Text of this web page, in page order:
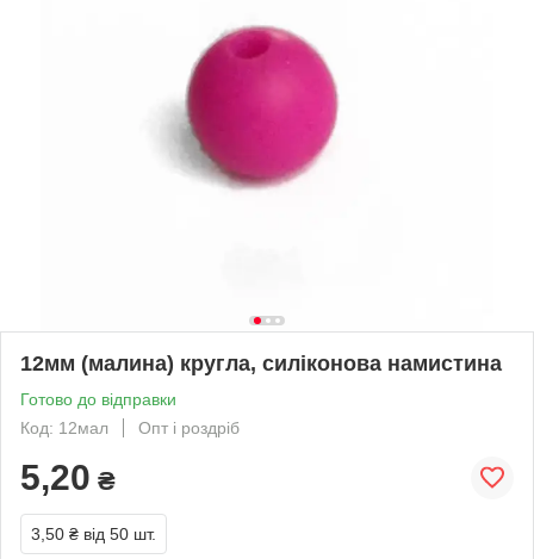
12мм (малина) кругла, силіконова намистина
Готово до відправки
Код: 12мал
Опт і роздріб
5,20 ₴
3,50 ₴ від 50 шт.